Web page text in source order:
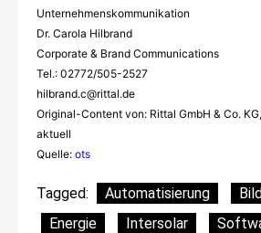
Unternehmenskommunikation
Dr. Carola Hilbrand
Corporate & Brand Communications
Tel.: 02772/505-2527
hilbrand.c@rittal.de
Original-Content von: Rittal GmbH & Co.
aktuell
Quelle: ots
Tagged: Automatisierung
Energie
Intersolar